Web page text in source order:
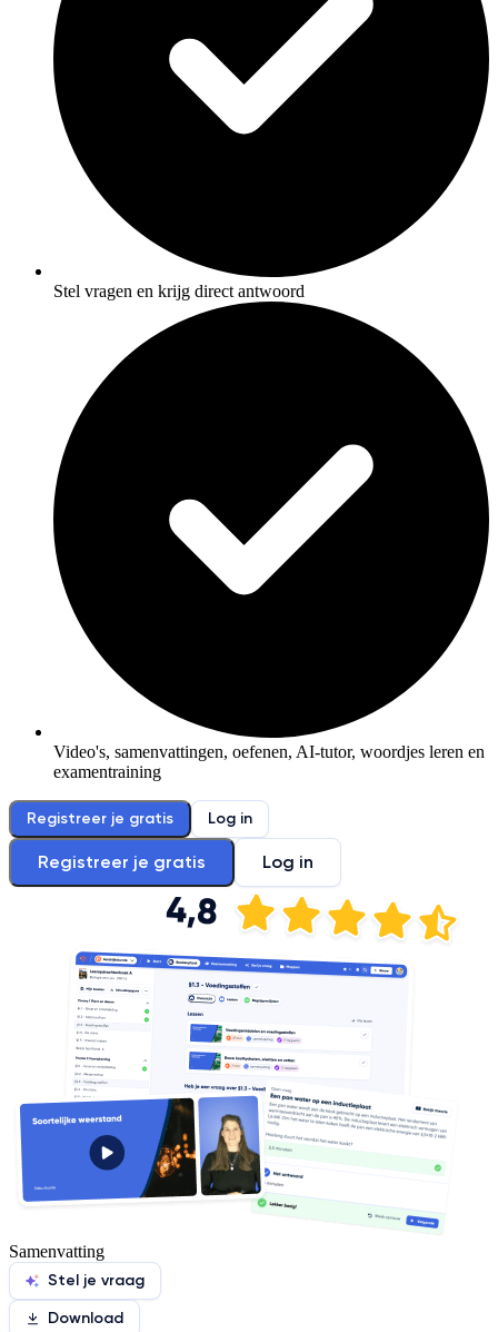
Stel vragen en krijg direct antwoord
Video's, samenvattingen, oefenen, AI-tutor, woordjes leren en
examentraining
Registreer je gratis Log in
Registreer je gratis Log in
Samenvatting
Stel je vraag
Download